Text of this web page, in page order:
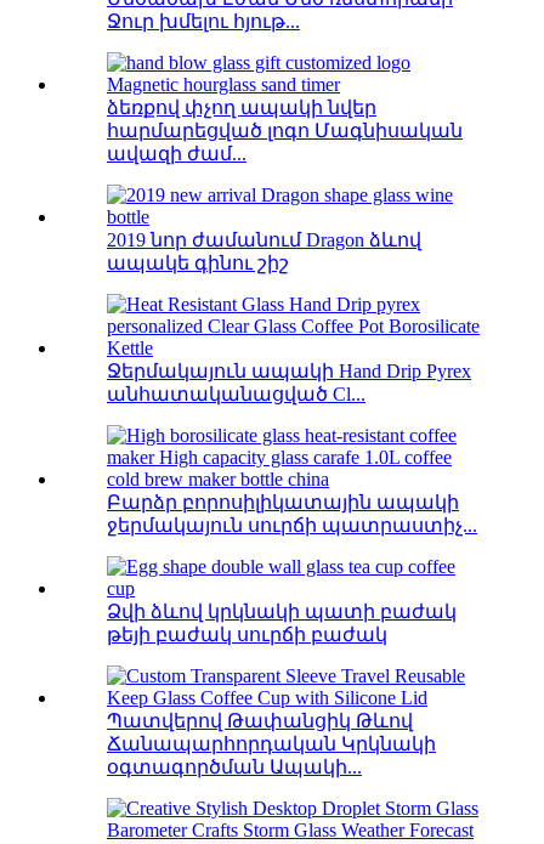
Ջուր խմելու հյութ...
ձեռքով փչող ապակի նվեր
հարմարեցված լոգո Մագնիսական
ավազի ժամ...
2019 նոր ժամանում Dragon ձևով
ապակե գինու շիշ
Ջերմակայուն ապակի Hand Drip Pyrex
անհատականացված Cl...
Բարձր բորոսիլիկատային ապակի
ջերմակայուն սուրճի պատրաստիչ...
Ձվի ձևով կրկնակի պատի բաժակ
թեյի բաժակ սուրճի բաժակ
Պատվերով Թափանցիկ Թևով
Ճանապարհորդական Կրկնակի
օգտագործման Ապակի...